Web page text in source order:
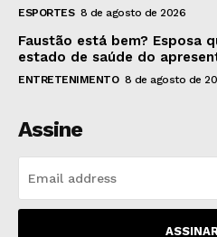
ESPORTES 8 de agosto de 2026
Faustão está bem? Esposa
estado de saúde do
ENTRETENIMENTO 8 de agosto de
Assine